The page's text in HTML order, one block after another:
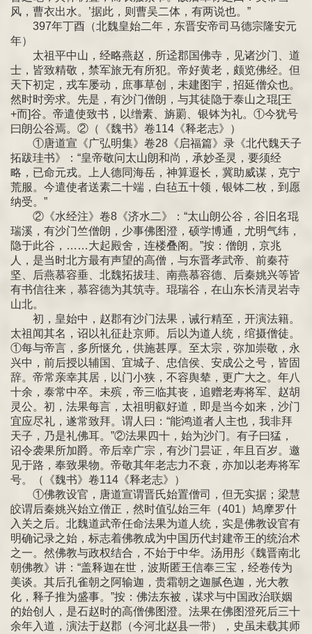
风，曹衣出水。’据此，则曹吴二体，有两说也。”
397年丁酉（北魏皇始二年，东晋安帝司马德宗隆安元
年）
太祖平中山，经略燕赵，所迳郡国佛寺，见诸沙门、道
士，皆致精敬，禁军旅无有所犯。帝好黄老，颇览佛经。但
天下初定，戎车屡动，庶事草创，未建图宇，招延僧众也。
然时时旁求。先是，有沙门僧朗，与其徒隐于泰山之琨[王
+而]谷。帝遣使致书，以缯素、旃罽、银钵为礼。①今犹号
曰朗公谷焉。②（《魏书》卷114《释老志》）
①唐道宣《广弘明集》卷28《启福篇》录《北代魏天子
拓跋珪书》：“皇帝敬问太山朗和尚，承妙圣灵，要须经
略，已命元戎。上人德同海岳，神算遐长，冀助威谋，克宁
荒服。今遣使者送素二十端，白毡五十领，银钵二枚，到愿
纳受。”
②《水经注》卷8《济水二》：“太山朗公谷，谷旧名琨
瑞溪，有沙门竺僧朗，少事佛图澄，硕学博通，尤明气纬，
隐于此谷，……大起殿舍，连楼叠阁。”按：僧朗，京兆
人，是当时北方最有声望的高僧，与东晋孝武帝、前秦苻
坚、后燕慕容垂、北魏拓拔珪、南燕慕容德、后秦姚兴等皆
有书信往来，慕容德为其筑寺。琨瑞谷，在山东长清灵岩寺
山北。
初，皇始中，赵郡有沙门法果，诫行精至，开演法籍。
太祖闻其名，诏以礼征赴京师。后以为道人统，绾摄僧徒。
①每与帝言，多所惬允，供施甚厚。至太宗，弥加崇敬，永
兴中，前后授以辅国、宜城子、忠信侯、安成公之号，皆固
辞。帝常亲幸其居，以门小狭，不容舆辇，更广大之。年八
十余，泰常中卒。未殡，帝三临其丧，追赠老寿将军、赵胡
灵公。初，法果每言，太祖明叡好道，即是当今如来，沙门
宜应尽礼，遂常致拜。谓人曰：“能鸿道者人主也，我非拜
天子，乃是礼佛耳。”②法果四十，始为沙门。有子曰猛，
诏令袭果所加爵。帝后幸广宗，有沙门昙证，年且百岁。邀
见于路，奉致果物。帝敬其年老志力不衰，亦加以老寿将军
号。（《魏书》卷114《释老志》）
①佛教设官，唐道宣谓晋氏始置僧司，但无实据；梁慧
皎谓后秦姚兴始立僧正，然时值弘始三年（401）鸠摩罗什
入关之后。北魏道武帝任命法果为道人统，实是佛教设官有
明确记录之始，标志着佛教成为中国历代封建帝王的统治术
之一。然佛教与政权结合，不始于中华。汤用彤《魏晋南北
朝佛教》讲：“盖释迦在世，波斯匿王信奉三宝，经卷传为
美谈。其后孔雀朝之阿输迦，贵霜朝之迦腻色迦，光大教
化，释子推为盛事。”按：佛法东被，谋求与中国政治联姻
的始创人，是石赵时的高僧佛图澄。法果在佛图澄死后三十
余年入道，演法于赵郡（今河北赵县一带），史虽未载其师